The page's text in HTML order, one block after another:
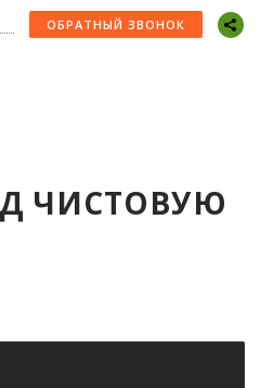
ОБРАТНЫЙ ЗВОНОК
ЧИСТОВУЮ